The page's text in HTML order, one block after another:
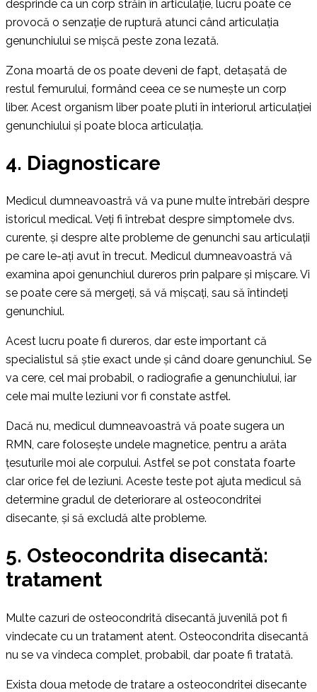
desprinde ca un corp străin în articulație, lucru poate ce
provocă o senzație de ruptură atunci când articulația
genunchiului se mișcă peste zona lezată.
Zona moartă de os poate deveni de fapt, detașată de
restul femurului, formând ceea ce se numește un corp
liber. Acest organism liber poate pluti în interiorul articulației
genunchiului și poate bloca articulația.
4. Diagnosticare
Medicul dumneavoastră vă va pune multe întrebări despre
istoricul medical. Veți fi întrebat despre simptomele dvs.
curente, și despre alte probleme de genunchi sau articulații
pe care le-ați avut în trecut. Medicul dumneavoastră vă
examina apoi genunchiul dureros prin palpare și mișcare. Vi
se poate cere să mergeți, să vă mișcați, sau să întindeți
genunchiul.
Acest lucru poate fi dureros, dar este important că
specialistul să știe exact unde și când doare genunchiul. Se
va cere, cel mai probabil, o radiografie a genunchiului, iar
cele mai multe leziuni vor fi constate astfel.
Dacă nu, medicul dumneavoastră vă poate sugera un
RMN, care folosește undele magnetice, pentru a arăta
țesuturile moi ale corpului. Astfel se pot constata foarte
clar orice fel de leziuni. Aceste teste pot ajuta medicul să
determine gradul de deteriorare al osteocondritei
disecante, și să excludă alte probleme.
5. Osteocondrita disecantă:
tratament
Multe cazuri de osteocondrită disecantă juvenilă pot fi
vindecate cu un tratament atent. Osteocondrita disecantă
nu se va vindeca complet, probabil, dar poate fi tratată.
Exista doua metode de tratare a osteocondritei disecante